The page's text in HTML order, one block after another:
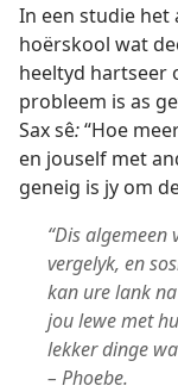
In een studie het
hoërskool wat
heeltyd hartseer
probleem is as
Sax sê:“Hoe
en jouself met
geneig is jy om
“Dis
vergelyk, en
kan ure lank
jou lewe met
lekker dinge
– Phoebe.